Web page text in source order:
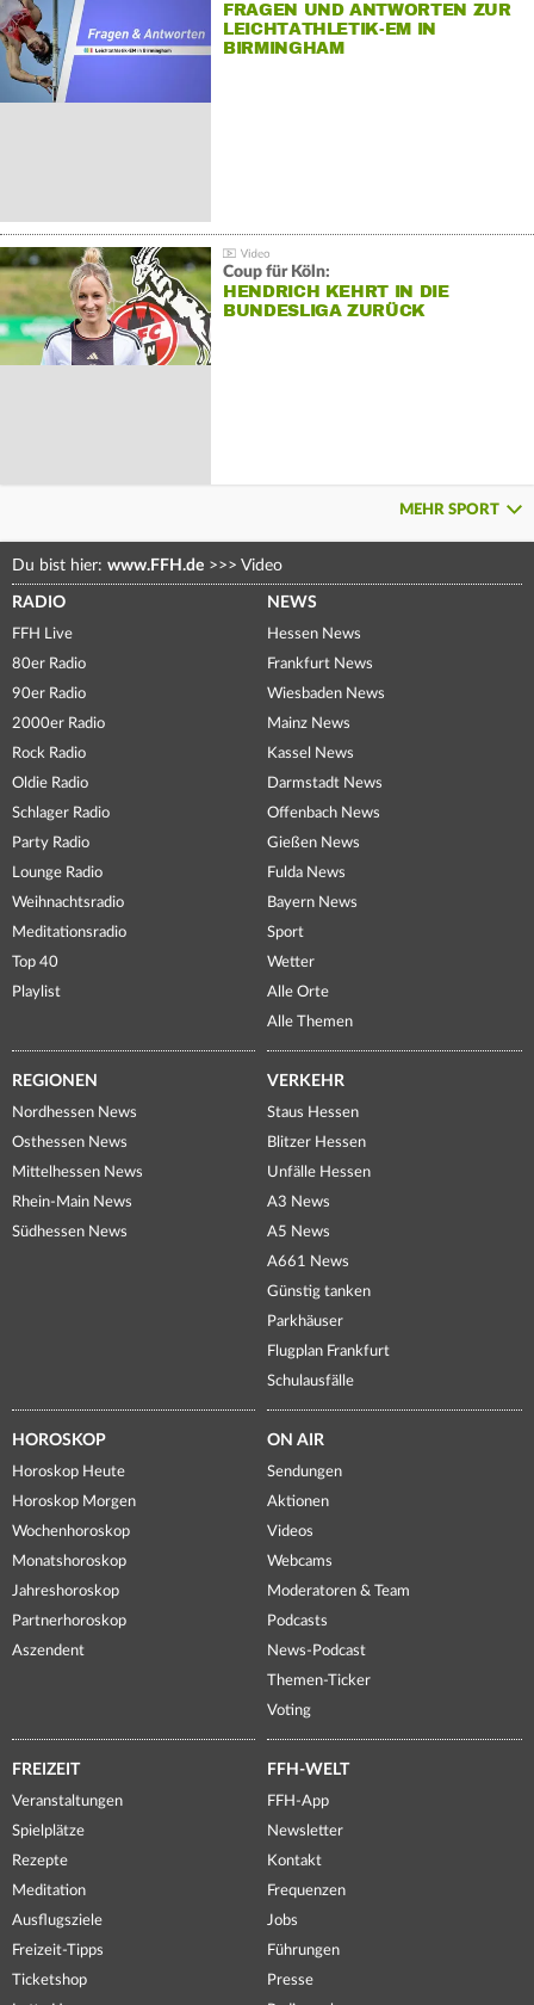
FRAGEN UND ANTWORTEN ZUR
LEICHTATHLETIK-EM IN
BIRMINGHAM
Coup für Köln:
HENDRICH KEHRT IN DIE
BUNDESLIGA ZURÜCK
MEHR SPORT
Du bist hier: www.FFH.de >>> Video
RADIO
FFH Live
80er Radio
90er Radio
2000er Radio
Rock Radio
Oldie Radio
Schlager Radio
Party Radio
Lounge Radio
Weihnachtsradio
Meditationsradio
Top 40
Playlist
NEWS
Hessen News
Frankfurt News
Wiesbaden News
Mainz News
Kassel News
Darmstadt News
Offenbach News
Gießen News
Fulda News
Bayern News
Sport
Wetter
Alle Orte
Alle Themen
REGIONEN
Nordhessen News
Osthessen News
Mittelhessen News
Rhein-Main News
Südhessen News
VERKEHR
Staus Hessen
Blitzer Hessen
Unfälle Hessen
A3 News
A5 News
A661 News
Günstig tanken
Parkhäuser
Flugplan Frankfurt
Schulausfälle
HOROSKOP
Horoskop Heute
Horoskop Morgen
Wochenhoroskop
Monatshoroskop
Jahreshoroskop
Partnerhoroskop
Aszendent
ON AIR
Sendungen
Aktionen
Videos
Webcams
Moderatoren & Team
Podcasts
News-Podcast
Themen-Ticker
Voting
FREIZEIT
Veranstaltungen
Spielplätze
Rezepte
Meditation
Ausflugsziele
Freizeit-Tipps
Ticketshop
FFH-WELT
FFH-App
Newsletter
Kontakt
Frequenzen
Jobs
Führungen
Presse